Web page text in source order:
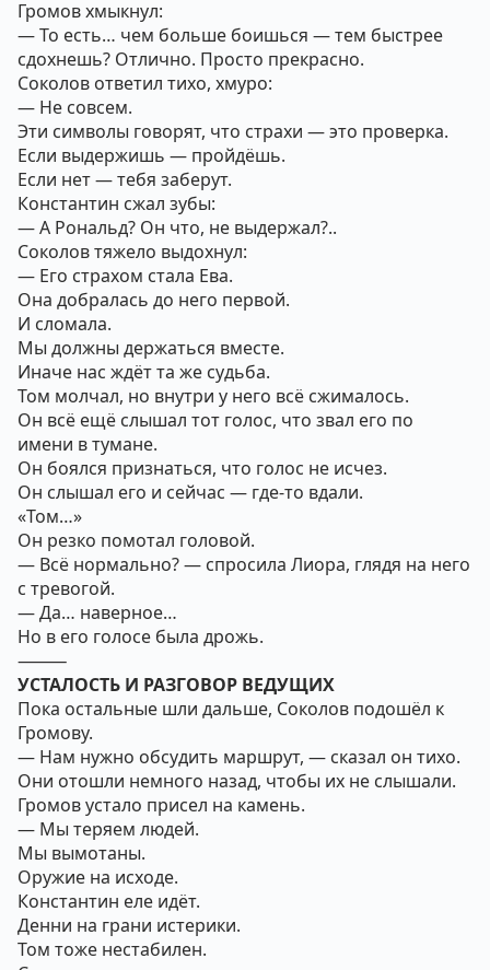
Громов хмыкнул:
— То есть… чем больше боишься — тем быстрее
сдохнешь? Отлично. Просто прекрасно.
Соколов ответил тихо, хмуро:
— Не совсем.
Эти символы говорят, что страхи — это проверка.
Если выдержишь — пройдёшь.
Если нет — тебя заберут.
Константин сжал зубы:
— А Рональд? Он что, не выдержал?..
Соколов тяжело выдохнул:
— Его страхом стала Ева.
Она добралась до него первой.
И сломала.
Мы должны держаться вместе.
Иначе нас ждёт та же судьба.
Том молчал, но внутри у него всё сжималось.
Он всё ещё слышал тот голос, что звал его по
имени в тумане.
Он боялся признаться, что голос не исчез.
Он слышал его и сейчас — где-то вдали.
«Том…»
Он резко помотал головой.
— Всё нормально? — спросила Лиора, глядя на него
с тревогой.
— Да… наверное…
Но в его голосе была дрожь.
⸻
УСТАЛОСТЬ И РАЗГОВОР ВЕДУЩИХ
Пока остальные шли дальше, Соколов подошёл к
Громову.
— Нам нужно обсудить маршрут, — сказал он тихо.
Они отошли немного назад, чтобы их не слышали.
Громов устало присел на камень.
— Мы теряем людей.
Мы вымотаны.
Оружие на исходе.
Константин еле идёт.
Денни на грани истерики.
Том тоже нестабилен.